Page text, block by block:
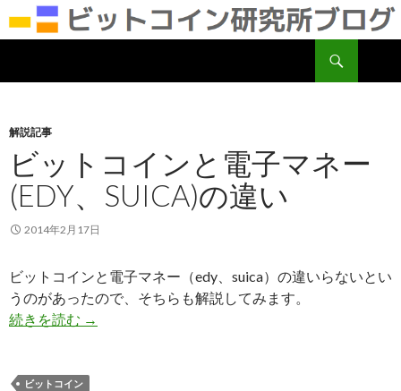
ン
ツ
へ
移
動
解説記事
ビットコインと電子マネー
(EDY、SUICA)の違い
2014年2月17日
ビットコインと電子マネー（edy、suica）の違いらないとい
うのがあったので、そちらも解説してみます。
続きを読む ビットコインと電子マネー(edy、suica)の違い
→
ビットコイン